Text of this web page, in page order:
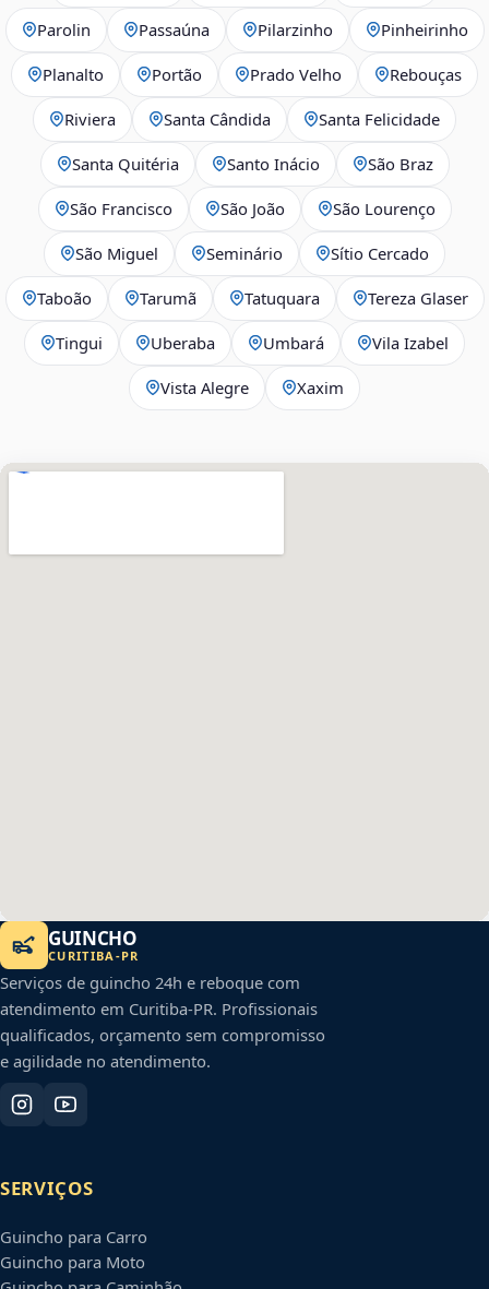
Parolin Passaúna Pilarzinho Pinheirinho
Planalto Portão Prado Velho Rebouças
Riviera Santa Cândida Santa Felicidade
Santa Quitéria Santo Inácio São Braz
São Francisco São João São Lourenço
São Miguel Seminário Sítio Cercado
Taboão Tarumã Tatuquara Tereza Glaser
Tingui Uberaba Umbará Vila Izabel
Vista Alegre Xaxim
GUINCHO
CURITIBA -PR
Serviços de guincho 24h e reboque com
atendimento em Curitiba-PR. Profissionais
qualificados, orçamento sem compromisso
e agilidade no atendimento.
SERVIÇOS
Guincho para Carro
Guincho para Moto